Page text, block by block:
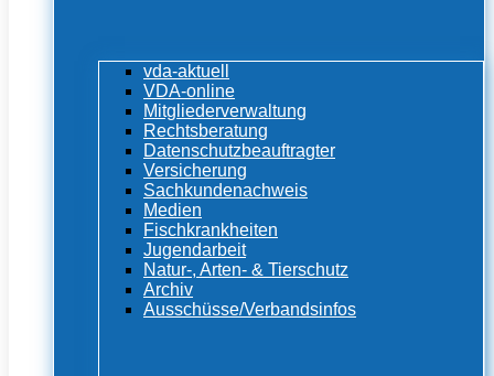
vda-aktuell
VDA-online
Mitgliederverwaltung
Rechtsberatung
Datenschutzbeauftragter
Versicherung
Sachkundenachweis
Medien
Fischkrankheiten
Jugendarbeit
Natur-, Arten- & Tierschutz
Archiv
Ausschüsse/Verbandsinfos